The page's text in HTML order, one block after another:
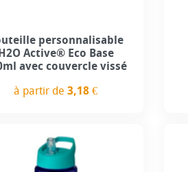
personnalisable
Active® Eco Base
avec couvercle vissé
à partir de3,18 €